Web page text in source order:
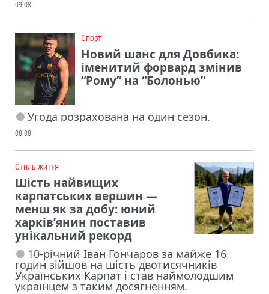
09.08
Cпорт
Новий шанс для Довбика:
іменитий форвард змінив
“Рому” на “Болонью”
Угода розрахована на один сезон.
08.08
Cтиль життя
Шість найвищих
карпатських вершин —
менш як за добу: юний
харків’янин поставив
унікальний рекорд
10-річний Іван Гончаров за майже 16
годин зійшов на шість двотисячників
Українських Карпат і став наймолодшим
українцем з таким досягненням.